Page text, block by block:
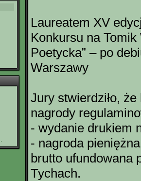
Laureatem XV
Konkursu na
Poetycka” – po
Warszawy
Jury stwierdziło,
nagrody
- wydanie drukiem
- nagroda
brutto ufundowana
Tychach.